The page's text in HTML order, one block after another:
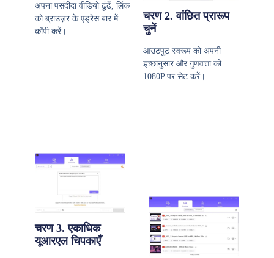
अपना पसंदीदा वीडियो ढूंढें, लिंक
को ब्राउज़र के एड्रेस बार में
कॉपी करें।
चरण 2. वांछित प्रारूप
चुनें
आउटपुट स्वरूप को अपनी
इच्छानुसार और गुणवत्ता को
1080P पर सेट करें।
चरण 3. एकाधिक
यूआरएल चिपकाएँ